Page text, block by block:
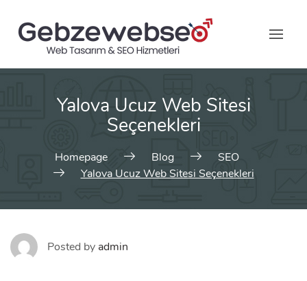
content
Yalova Ucuz Web Sitesi
Seçenekleri
Homepage Blog
SEO
Yalova Ucuz Web Sitesi Seçenekleri
Posted by admin